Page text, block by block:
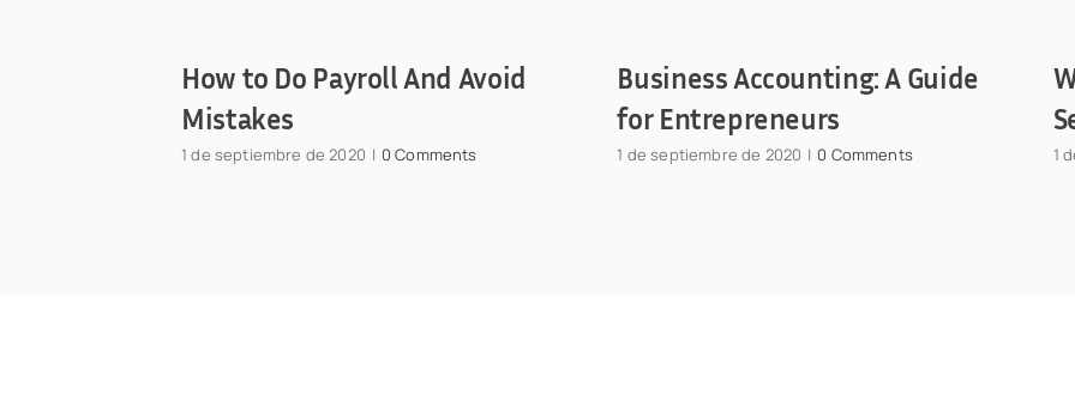
How to Do Payroll And Avoid
Mistakes
1 de septiembre de 2020 | 0 Comments
Business Accounting: A Guide
for Entrepreneurs
1 de septiembre de 2020 | 0 Comments 1